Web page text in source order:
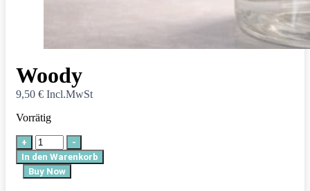
Woody
9,50 € Incl.MwSt
Vorrätig
+
Woody
Menge
-
In den Warenkorb
Buy Now